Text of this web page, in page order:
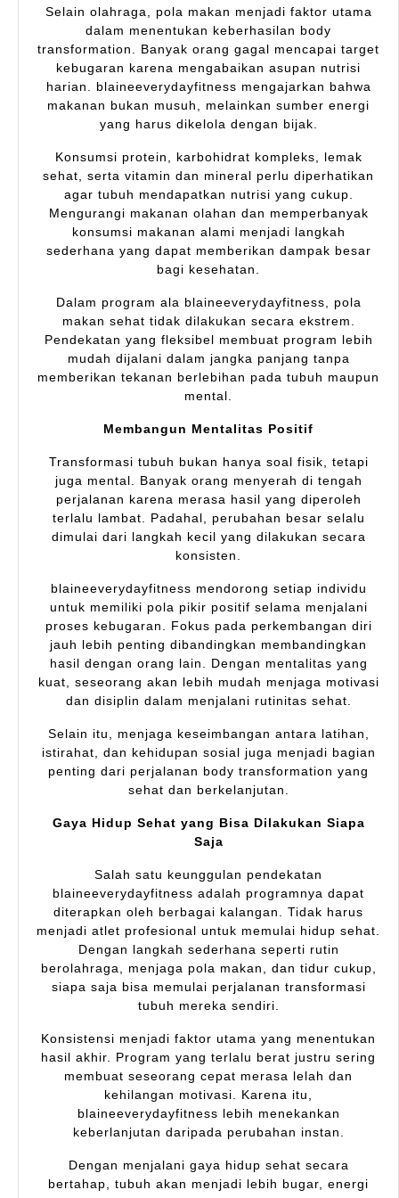
Selain olahraga, pola makan menjadi faktor utama
dalam menentukan keberhasilan body
transformation. Banyak orang gagal mencapai target
kebugaran karena mengabaikan asupan nutrisi
harian. blaineeverydayfitness mengajarkan bahwa
makanan bukan musuh, melainkan sumber energi
yang harus dikelola dengan bijak.
Konsumsi protein, karbohidrat kompleks, lemak
sehat, serta vitamin dan mineral perlu diperhatikan
agar tubuh mendapatkan nutrisi yang cukup.
Mengurangi makanan olahan dan memperbanyak
konsumsi makanan alami menjadi langkah
sederhana yang dapat memberikan dampak besar
bagi kesehatan.
Dalam program ala blaineeverydayfitness, pola
makan sehat tidak dilakukan secara ekstrem.
Pendekatan yang fleksibel membuat program lebih
mudah dijalani dalam jangka panjang tanpa
memberikan tekanan berlebihan pada tubuh maupun
mental.
Membangun Mentalitas Positif
Transformasi tubuh bukan hanya soal fisik, tetapi
juga mental. Banyak orang menyerah di tengah
perjalanan karena merasa hasil yang diperoleh
terlalu lambat. Padahal, perubahan besar selalu
dimulai dari langkah kecil yang dilakukan secara
konsisten.
blaineeverydayfitness mendorong setiap individu
untuk memiliki pola pikir positif selama menjalani
proses kebugaran. Fokus pada perkembangan diri
jauh lebih penting dibandingkan membandingkan
hasil dengan orang lain. Dengan mentalitas yang
kuat, seseorang akan lebih mudah menjaga motivasi
dan disiplin dalam menjalani rutinitas sehat.
Selain itu, menjaga keseimbangan antara latihan,
istirahat, dan kehidupan sosial juga menjadi bagian
penting dari perjalanan body transformation yang
sehat dan berkelanjutan.
Gaya Hidup Sehat yang Bisa Dilakukan Siapa
Saja
Salah satu keunggulan pendekatan
blaineeverydayfitness adalah programnya dapat
diterapkan oleh berbagai kalangan. Tidak harus
menjadi atlet profesional untuk memulai hidup sehat.
Dengan langkah sederhana seperti rutin
berolahraga, menjaga pola makan, dan tidur cukup,
siapa saja bisa memulai perjalanan transformasi
tubuh mereka sendiri.
Konsistensi menjadi faktor utama yang menentukan
hasil akhir. Program yang terlalu berat justru sering
membuat seseorang cepat merasa lelah dan
kehilangan motivasi. Karena itu,
blaineeverydayfitness lebih menekankan
keberlanjutan daripada perubahan instan.
Dengan menjalani gaya hidup sehat secara
bertahap, tubuh akan menjadi lebih bugar, energi